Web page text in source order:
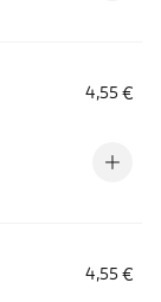
4,55 €
4,55 €